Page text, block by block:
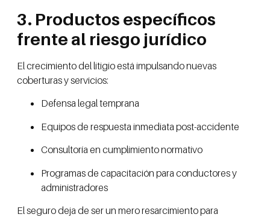
3. Productos específicos
frente al riesgo jurídico
El crecimiento del litigio está impulsando nuevas
coberturas y servicios:
Defensa legal temprana
Equipos de respuesta inmediata post-accidente
Consultoría en cumplimiento normativo
Programas de capacitación para conductores y
administradores
El seguro deja de ser un mero resarcimiento para